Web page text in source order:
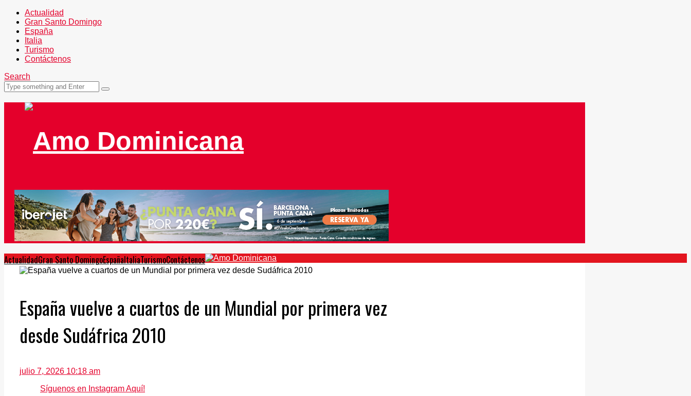
Actualidad
Gran Santo Domingo
España
Italia
Turismo
Contáctenos
Search
ActualidadGran Santo DomingoEspañaItaliaTurismoContáctenos
España vuelve a cuartos de un Mundial por primera vez
desde Sudáfrica 2010
julio 7, 2026 10:18 am
Síguenos en Instagram Aquí!